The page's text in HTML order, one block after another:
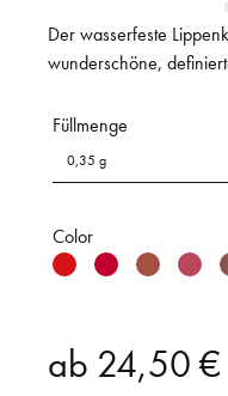
Der wasserfeste
wunderschöne,
Füllmenge
0,35 g
Color
ab 24,50 €